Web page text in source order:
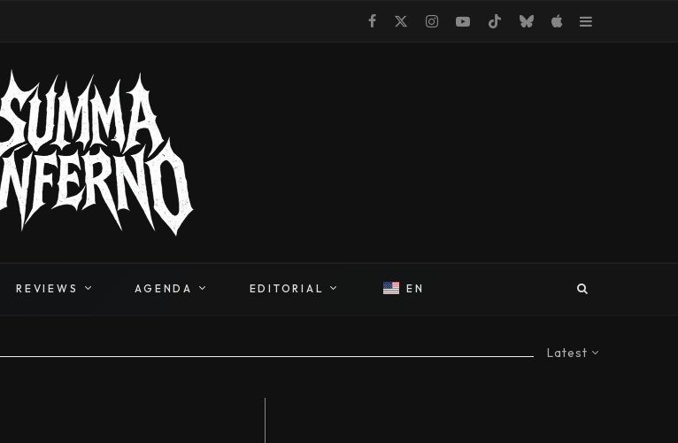
REVIEWS AGENDA EDITORIAL EN
Latest